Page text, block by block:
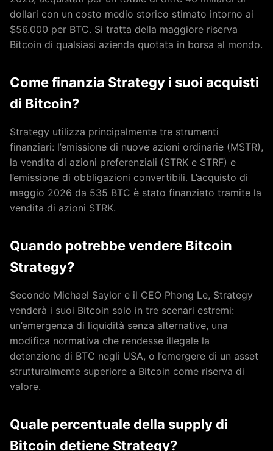
dollari con un costo medio storico stimato intorno ai
$56.000 per BTC. Si tratta della maggiore riserva
Bitcoin di qualsiasi azienda quotata in borsa al mondo.
Come finanzia Strategy i suoi acquisti
di Bitcoin?
Strategy utilizza principalmente tre strumenti
finanziari: l’emissione di nuove azioni ordinarie (MSTR),
la vendita di azioni preferenziali (STRK e STRF) e
l’emissione di obbligazioni convertibili. L’acquisto di
maggio 2026 da 535 BTC è stato finanziato tramite la
vendita di azioni STRK.
Quando potrebbe vendere Bitcoin
Strategy?
Secondo Michael Saylor e il CEO Phong Le, Strategy
venderà i suoi Bitcoin solo in tre scenari estremi:
un’emergenza di liquidità senza alternative, una
modifica normativa che rendesse illegale la
detenzione di BTC negli USA, o l’emergere di un asset
strutturalmente superiore a Bitcoin come riserva di
valore.
Quale percentuale della supply di
Bitcoin detiene Strategy?